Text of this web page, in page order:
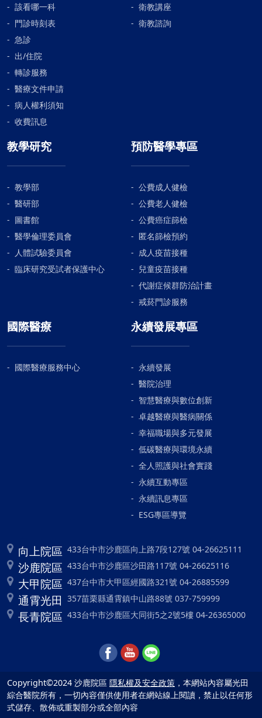
該看哪一科
門診時刻表
急診
出/住院
轉診服務
醫療文件申請
病人權利須知
收費訊息
衛教講座
衛教諮詢
教學研究
教學部
醫研部
圖書館
醫學倫理委員會
人體試驗委員會
臨床研究受試者保護中心
預防醫學專區
公費成人健檢
公費老人健檢
公費癌症篩檢
匿名篩檢預約
成人疫苗接種
兒童疫苗接種
代謝症候群防治計畫
戒菸門診服務
國際醫療
國際醫療服務中心
永續發展專區
永續發展
醫院治理
智慧醫療與數位創新
卓越醫療與醫病關係
幸福職場與多元發展
低碳醫療與環境永續
全人照護與社會實踐
永續互動專區
永續訊息專區
ESG專區導覽
向上院區 433台中市沙鹿區向上路7段127號 04-26625111
沙鹿院區 433台中市沙鹿區沙田路117號 04-26625116
大甲院區 437台中市大甲區經國路321號 04-26885599
通霄光田 357苗栗縣通霄鎮中山路88號 037-759999
長青院區 433台中市沙鹿區大同街5之2號5樓 04-26365000
Copyright©2024 沙鹿院區 隱私權及安全政策 ，本網站內容屬光田
綜合醫院所有，一切內容僅供使用者在網站線上閱讀，禁止以任何形
式儲存、散佈或重製部分或全部內容